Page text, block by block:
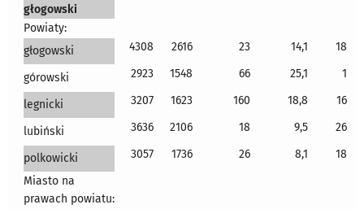
głogowski
Powiaty:
głogowski
4308 2616 23 14,1 18
górowski 2923 1548 66 25,1 1
legnicki 3207 1623 160 18,8 16
lubiński 3636 2106 18 9,5 26
polkowicki 3057 1736 26 8,1
18
Miasto na
prawach powiatu: